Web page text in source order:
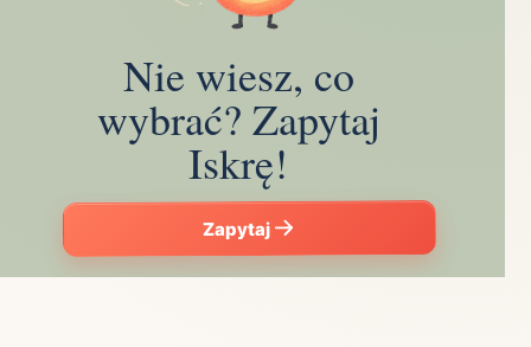
Nie wiesz, co
wybrać? Zapytaj
Iskrę!
Zapytaj